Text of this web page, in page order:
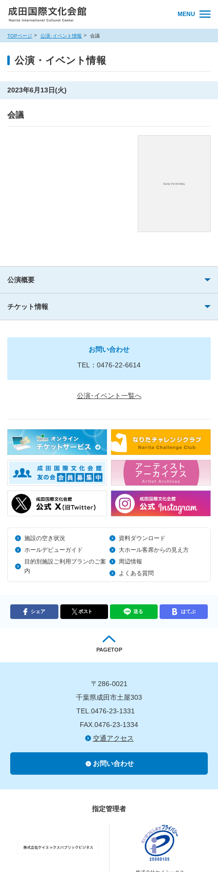
MENU
TOPページ 公演･イベント情報 会議
公演・イベント情報
2023年6月13日(火)
会議
公演概要
チケット情報
お問い合わせ
TEL：0476-22-6614
公演･イベント一覧へ
施設の空き状況
資料ダウンロード
ホールデビューガイド
大ホール客席からの見え方
目的別施設ご利用プランのご案
内
周辺情報
よくある質問
シェア ポスト 送る はてぶ
PAGETOP
〒286-0021
千葉県成田市土屋303
TEL.0476-23-1331
FAX.0476-23-1334
交通アクセス
お問い合わせ
指定管理者